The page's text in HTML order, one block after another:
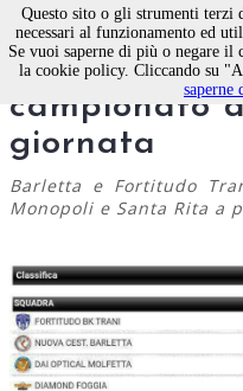
campionato
giornata
Barletta e Fortitudo
Monopoli e Santa Rita a
Questo sito o gli strumenti terzi
necessari al funzionamento ed
Se vuoi saperne di più o negare il
la cookie policy. Cliccando su
saperne